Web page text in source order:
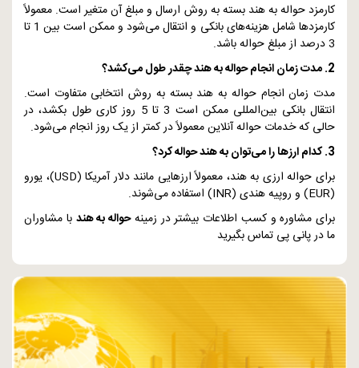
کارمزد حواله به هند بسته به روش ارسال و مبلغ آن متغیر است. معمولاً
کارمزدها شامل هزینه‌های بانکی و انتقال می‌شود و ممکن است بین 1 تا
3 درصد از مبلغ حواله باشد.
2. مدت زمان انجام حواله به هند چقدر طول می‌کشد؟
مدت زمان انجام حواله به هند بسته به روش انتخابی متفاوت است.
انتقال بانکی بین‌المللی ممکن است 3 تا 5 روز کاری طول بکشد، در
حالی که خدمات حواله آنلاین معمولاً در کمتر از یک روز انجام می‌شود.
3. کدام ارزها را می‌توان به هند حواله کرد؟
برای حواله ارزی به هند، معمولاً ارزهایی مانند دلار آمریکا (USD)، یورو
(
EUR) و روپیه هندی (INR) استفاده می‌شوند.
برای مشاوره و کسب اطلاعات بیشتر در زمینهحواله به هند با مشاوران
ما در پانی پی تماس بگیرید